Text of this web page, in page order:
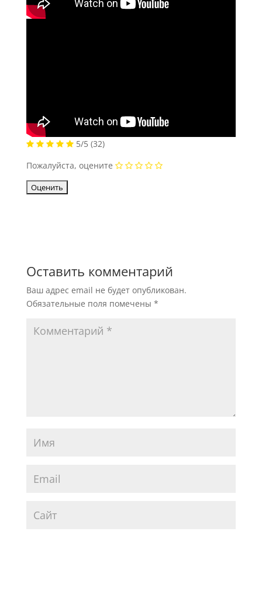
5/5 (32)
Пожалуйста, оцените
Оставить комментарий
Ваш адрес email не будет опубликован.
Обязательные поля помечены *